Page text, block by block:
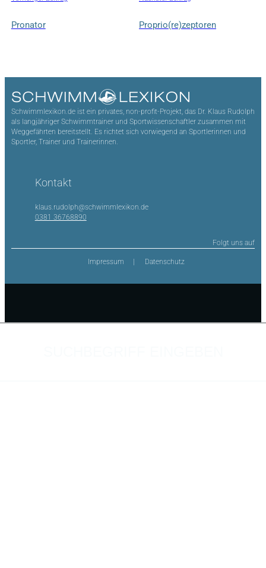
Pronator Proprio(re)zeptoren
Schwimmlexikon.de ist ein privates, non-profit-Projekt, das Dr. Klaus Rudolph
als langjähriger Schwimmtrainer und Sportwissenschaftler zusammen mit
Weggefährten bereitstellt. Es richtet sich vorwiegend an Sportlerinnen und
Sportler, Trainer und Trainerinnen.
Kontakt
klaus.rudolph@schwimmlexikon.de
0381 36768890
Folgt uns auf
Impressum Datenschutz